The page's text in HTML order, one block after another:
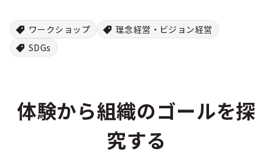
ワークショップ
理念経営・ビジョン経営
SDGs
体験から組織のゴールを探
究する